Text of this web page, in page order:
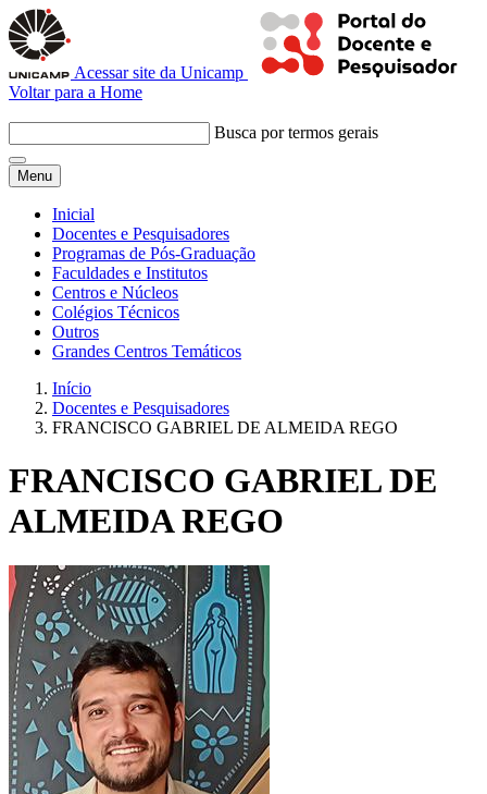
Acessar site da Unicamp
Voltar para a Home
Busca por termos gerais
Menu
Inicial
Docentes e Pesquisadores
Programas de Pós-Graduação
Faculdades e Institutos
Centros e Núcleos
Colégios Técnicos
Outros
Grandes Centros Temáticos
Início
Docentes e Pesquisadores
FRANCISCO GABRIEL DE ALMEIDA REGO
FRANCISCO GABRIEL DE
ALMEIDA REGO